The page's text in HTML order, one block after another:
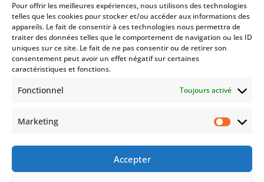
Pour offrir les meilleures expériences, nous utilisons des technologies
telles que les cookies pour stocker et/ou accéder aux informations des
appareils. Le fait de consentir à ces technologies nous permettra de
traiter des données telles que le comportement de navigation ou les ID
uniques sur ce site. Le fait de ne pas consentir ou de retirer son
consentement peut avoir un effet négatif sur certaines
caractéristiques et fonctions.
Fonctionnel Toujours activé
Marketing
Accepter
par la Sécurité sociale.Néanmoins, certaines
mutuelles proposent un forfait annuel de
séances de psychologie, renseignez-vous
auprès de votre organisme.
Toute séance non annulée au moins 48
d'accueillir de stagiaires.